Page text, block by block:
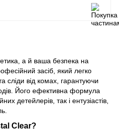
а й ваша безпека на
засіб, який легко
сліди від комах, гарантуючи
Його ефективна формула
детейлерів, так і ентузіастів,
Clear?